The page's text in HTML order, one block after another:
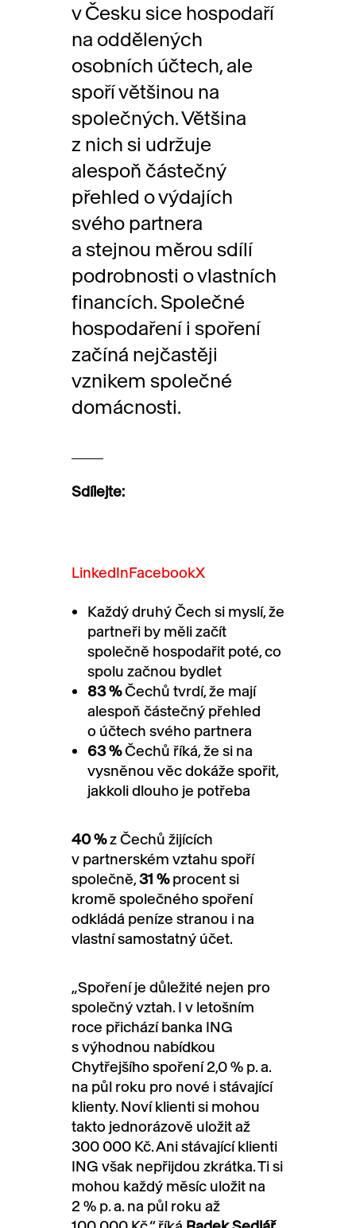
v Česku sice hospodaří
na oddělených
osobních účtech, ale
spoří většinou na
společných. Většina
z nich si udržuje
alespoň částečný
přehled o výdajích
svého partnera
a stejnou měrou sdílí
podrobnosti o vlastních
financích. Společné
hospodaření i spoření
začíná nejčastěji
vznikem společné
domácnosti.
Sdílejte:
LinkedInFacebookX
Každý druhý Čech si myslí, že
partneři by měli začít
společně hospodařit poté, co
spolu začnou bydlet
83 %Čechů tvrdí, že mají
alespoň částečný přehled
o účtech svého partnera
63 %Čechů říká, že si na
vysněnou věc dokáže spořit,
jakkoli dlouho je potřeba
40 %z Čechů žijících
v partnerském vztahu spoří
společně,31 %procent si
kromě společného spoření
odkládá peníze stranou i na
vlastní samostatný účet.
„Spoření je důležité nejen pro
společný vztah. I v letošním
roce přichází banka ING
s výhodnou nabídkou
Chytřejšího spoření 2,0 % p. a.
na půl roku pro nové i stávající
klienty. Noví klienti si mohou
takto jednorázově uložit až
300 000 Kč. Ani stávající klienti
ING však nepřijdou zkrátka. Ti si
mohou každý měsíc uložit na
2 % p. a. na půl roku až